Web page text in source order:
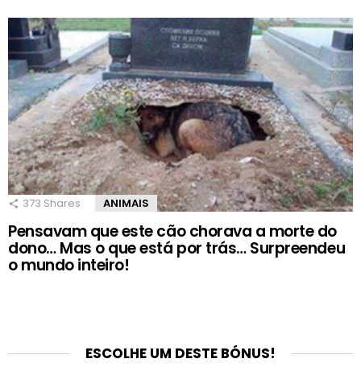
373 Shares ANIMAIS
Pensavam que este cão chorava a morte do
dono… Mas o que está por trás… Surpreendeu
o mundo inteiro!
ESCOLHE UM DESTE BÓNUS!